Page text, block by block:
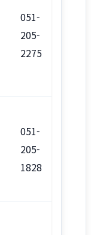
051-
205-
2275
051-
205-
1828